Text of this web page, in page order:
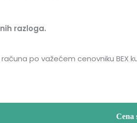
razloga.
po važećem cenovniku BEX
Cena